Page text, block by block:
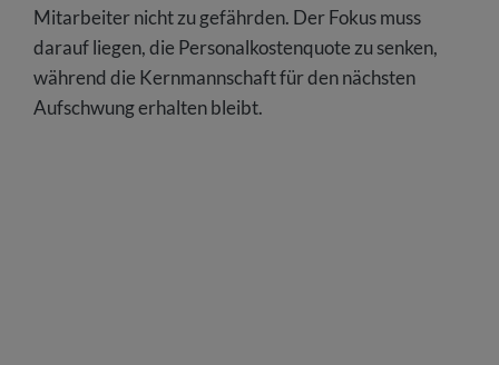
Mitarbeiter nicht zu gefährden. Der Fokus muss
darauf liegen, die Personalkostenquote zu senken,
während die Kernmannschaft für den nächsten
Aufschwung erhalten bleibt.